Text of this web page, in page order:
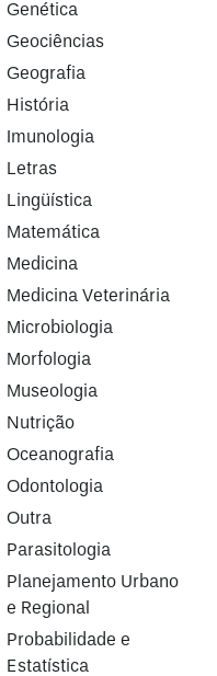
Genética
Geociências
Geografia
História
Imunologia
Letras
Lingüística
Matemática
Medicina
Medicina Veterinária
Microbiologia
Morfologia
Museologia
Nutrição
Oceanografia
Odontologia
Outra
Parasitologia
Planejamento Urbano
e Regional
Probabilidade e
Estatística